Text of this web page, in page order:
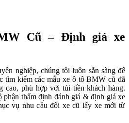
Cũ – Định giá xe
nghiệp, chúng tôi luôn sẵn sàng để
tìm kiếm các mẫu xe ô tô BMW cũ đã
cao, phù hợp với túi tiền khách hàng.
phận thẩm định đánh giá & định giá xe
vụ nhu cầu đổi xe cũ lấy xe mới từ